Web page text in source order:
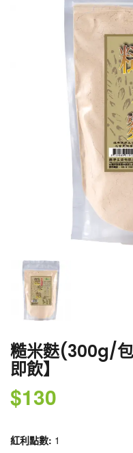
糙米麩(300g/
即飲】
$130
紅利點數: 1